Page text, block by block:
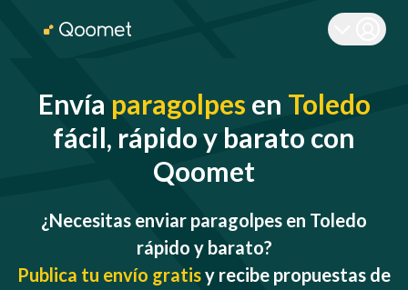
Envía paragolpes en Toledo
fácil, rápido y barato con
Qoomet
¿Necesitas enviar paragolpes en Toledo
rápido y barato?
Publica tu envío gratisy recibe propuestas de